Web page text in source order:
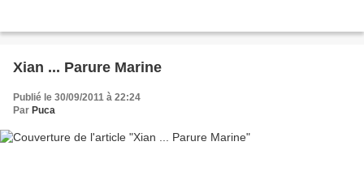
Xian ... Parure Marine
Publié le 30/09/2011 à 22:24
Par Puca